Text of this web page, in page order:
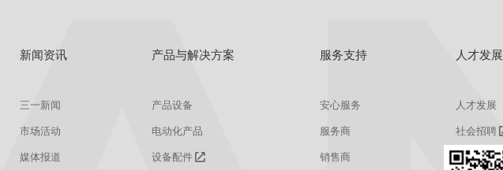
新闻资讯
三一新闻
市场活动
媒体报道
产品与解决方案
产品设备
电动化产品
设备配件
服务支持
安心服务
服务商
销售商
人才发展
人才发展
社会招聘
校园招聘